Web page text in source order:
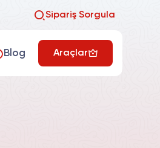
Sipariş Sorgula
Blog Araçlar